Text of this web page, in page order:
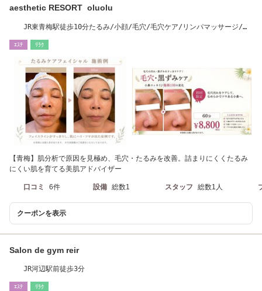
aesthetic RESORT oluolu
JR東青梅駅徒歩10分たるみ/小顔/毛穴/毛穴ケア/リンパマッサージ/産
ｴｽﾃ ﾘﾗｸ
【青梅】肌分析で原因を見極め、毛穴・たるみを改善。詰まりにくくたるみ
にくい肌を育てる美肌アドバイザー
口コミ 6件 設備 総数1 スタッフ 総数1人
クーポンを表示
Salon de gym reir
JR河辺駅前徒歩3分
ｴｽﾃ ﾘﾗｸ